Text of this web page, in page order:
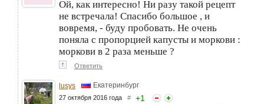
Ой, как интересно! Ни разу такой рецепт
не встречала! Спасибо большое , и
вовремя, - буду пробовать. Не очень
поняла с пропорцией капусты и моркови :
моркови в 2 раза меньше ?
↑ Ответить
lusys Екатеринбург
27 октября 2016 года # +1